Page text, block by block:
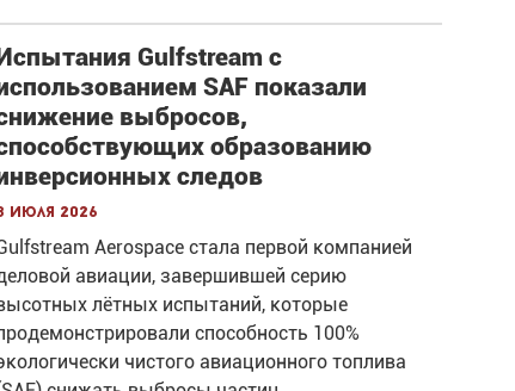
Gulfstream с
SAF показали
выбросов,
образованию
следов
июля 2026
Aerospace стала первой компанией
авиации, завершившей серию
лётных испытаний, которые
способность 100%
чистого авиационного топлива